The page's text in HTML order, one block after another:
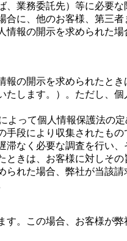
業務委託先）等に必要
に、他のお客様、第三
報の開示を求められた
の開示を求められたと
します。）。ただし、
って個人情報保護法の
段により収集されたも
なく必要な調査を行い
きは、お客様に対しその
れた場合、弊社が当該
。この場合、お客様が